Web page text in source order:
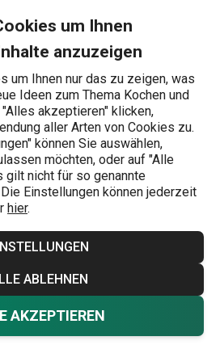
um Ihnen
anzuzeigen
um Ihnen nur das zu zeigen, was
Ideen zum Thema Kochen und
akzeptieren" klicken,
aller Arten von Cookies zu.
können Sie auswählen,
möchten, oder auf "Alle
gilt nicht für so genannte
Einstellungen können jederzeit
hier.
ABLEHNEN
AKZEPTIEREN
PRESTO 15 cm